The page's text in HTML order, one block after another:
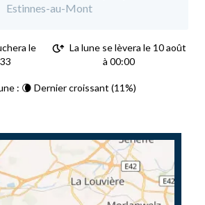
Estinnes-au-Mont
le
La lune se lèvera le 10 août
à 00:00
: 🌘 Dernier croissant (11%)